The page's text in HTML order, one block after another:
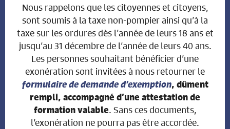
Voir toutes les actualités
Nous rappelons que les citoyennes et citoyens,
sont soumis à la taxe non-pompier ainsi qu’à la
taxe sur les ordures dès l’année de leurs 18 ans et
jusqu’au 31 décembre de l’année de leurs 40 ans.
Les personnes souhaitant bénéficier d’une
exonération sont invitées à nous retourner le
formulaire de demande d’exemption, dûment
rempli, accompagné d’une attestation de
formation valable. Sans ces documents,
l’exonération ne pourra pas être accordée.